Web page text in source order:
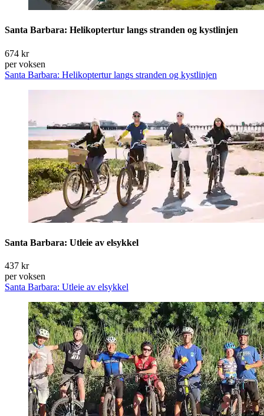
Santa Barbara: Helikoptertur langs stranden og kystlinjen
674 kr
per voksen
Santa Barbara: Helikoptertur langs stranden og kystlinjen
Santa Barbara: Utleie av elsykkel
437 kr
per voksen
Santa Barbara: Utleie av elsykkel